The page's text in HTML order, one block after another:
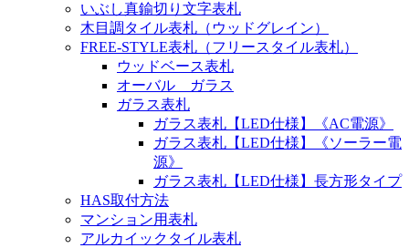
いぶし真鍮切り文字表札
木目調タイル表札（ウッドグレイン）
FREE-STYLE表札（フリースタイル表札）
ウッドベース表札
オーバル ガラス
ガラス表札
ガラス表札【LED仕様】《AC電源》
ガラス表札【LED仕様】《ソーラー電
源》
ガラス表札【LED仕様】長方形タイプ
HAS取付方法
マンション用表札
アルカイックタイル表札